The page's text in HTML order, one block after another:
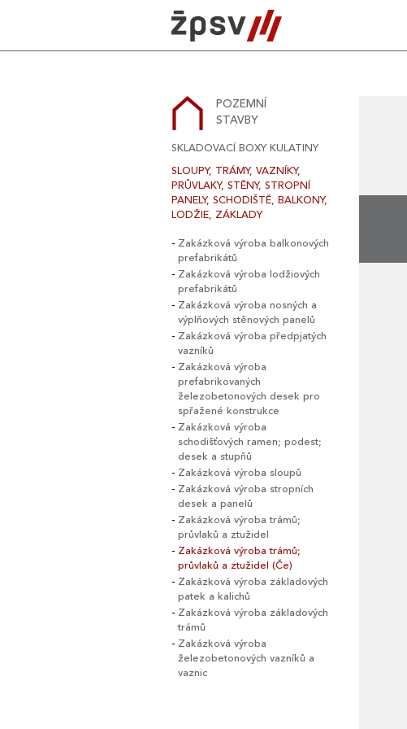
POZEMNÍ
STAVBY
SKLADOVACÍ BOXY KULATINY
SLOUPY, TRÁMY, VAZNÍKY,
PRŮVLAKY, STĚNY, STROPNÍ
PANELY, SCHODIŠTĚ, BALKONY,
LODŽIE, ZÁKLADY
Zakázková výroba balkonových
prefabrikátů
Zakázková výroba lodžiových
prefabrikátů
Zakázková výroba nosných a
výplňových stěnových panelů
Zakázková výroba předpjatých
vazníků
Zakázková výroba
prefabrikovaných
železobetonových desek pro
spřažené konstrukce
Zakázková výroba
schodišťových ramen; podest;
desek a stupňů
Zakázková výroba sloupů
Zakázková výroba stropních
desek a panelů
Zakázková výroba trámů;
průvlaků a ztužidel
Zakázková výroba trámů;
průvlaků a ztužidel (Če)
Zakázková výroba základových
patek a kalichů
Zakázková výroba základových
trámů
Zakázková výroba
železobetonových vazníků a
vaznic